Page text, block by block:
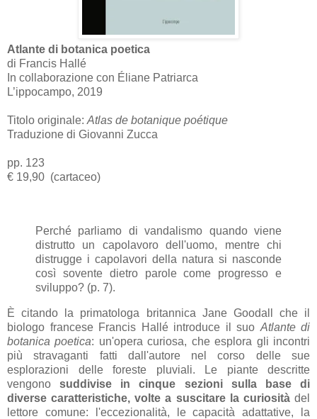
Atlante di botanica poetica
di Francis Hallé
In collaborazione con Éliane Patriarca
L’ippocampo, 2019
Titolo originale: Atlas de botanique poétique
Traduzione di Giovanni Zucca
pp. 123
€ 19,90 (cartaceo)
Perché parliamo di vandalismo quando viene
distrutto un capolavoro dell'uomo, mentre chi
distrugge i capolavori della natura si nasconde
così sovente dietro parole come progresso e
sviluppo? (p. 7).
È citando la primatologa britannica Jane Goodall che il
biologo francese Francis Hallé introduce il suo Atlante di
botanica poetica: un'opera curiosa, che esplora gli incontri
più stravaganti fatti dall'autore nel corso delle sue
esplorazioni delle foreste pluviali. Le piante descritte
vengonosuddivise in cinque sezioni sulla base di
diverse caratteristiche, volte a suscitare la curiositàdel
lettore comune: l'eccezionalità, le capacità adattative, la